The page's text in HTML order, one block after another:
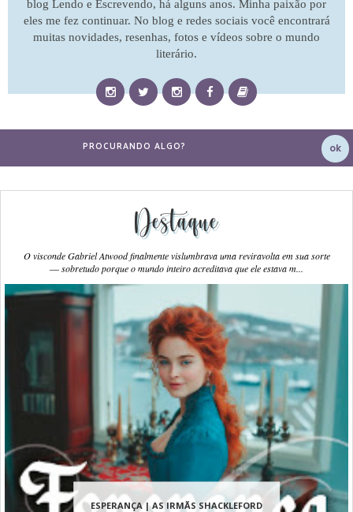
blog Lendo e Escrevendo, há alguns anos. Minha paixão por
eles me fez continuar. No blog e redes sociais você encontrará
muitas novidades, resenhas, fotos e vídeos sobre o mundo
literário.
Destaque
ESPERANÇA | AS IRMÃS SHACKLEFORD
O visconde Gabriel Atwood finalmente vislumbrava uma reviravolta em sua sorte
― sobretudo porque o mundo inteiro acreditava que ele estava m...